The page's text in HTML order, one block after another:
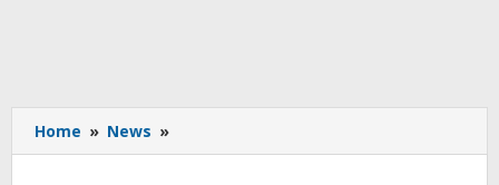
Home » News »
4G